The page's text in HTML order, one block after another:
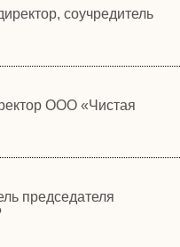
соучредитель
ООО «Чистая
председателя